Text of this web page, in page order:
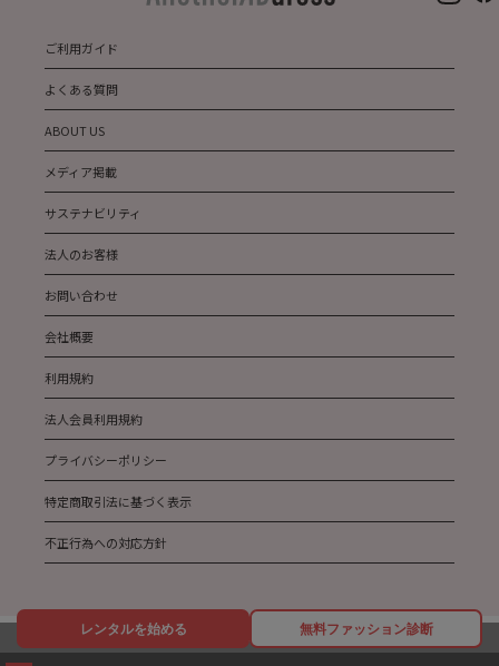
ご利用ガイド
よくある質問
ABOUT US
メディア掲載
サステナビリティ
法人のお客様
お問い合わせ
会社概要
利用規約
法人会員利用規約
プライバシーポリシー
特定商取引法に基づく表示
不正行為への対応方針
Copyright AnotherADdress All Rights Reserved.
レンタルを始める 無料ファッション診断